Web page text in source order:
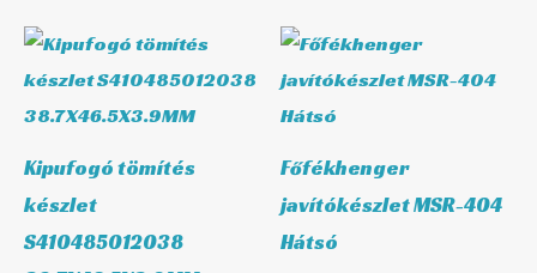
Kipufogó tömítés
készlet
S410485012038
Főfékhenger
javítókészlet MSR-404
Hátsó